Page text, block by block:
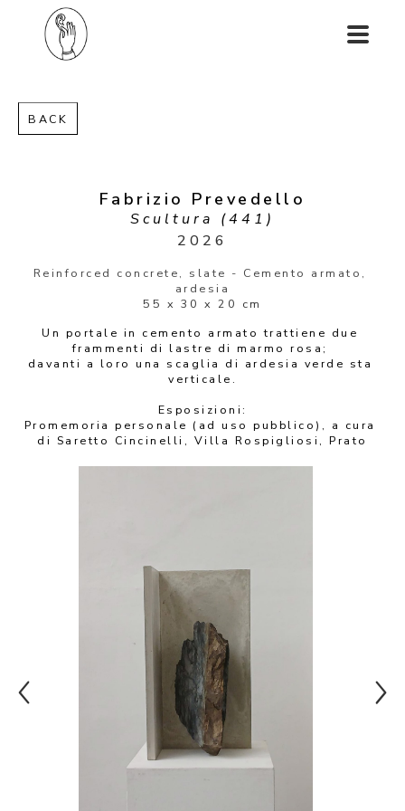
BACK
Fabrizio Prevedello
Scultura (441)
2026
Reinforced concrete, slate - Cemento armato,
ardesia
55 x 30 x 20 cm
Un portale in cemento armato trattiene due
frammenti di lastre di marmo rosa;
davanti a loro una scaglia di ardesia verde sta
verticale.
Esposizioni:
Promemoria personale (ad uso pubblico), a cura
di Saretto Cincinelli, Villa Rospigliosi, Prato